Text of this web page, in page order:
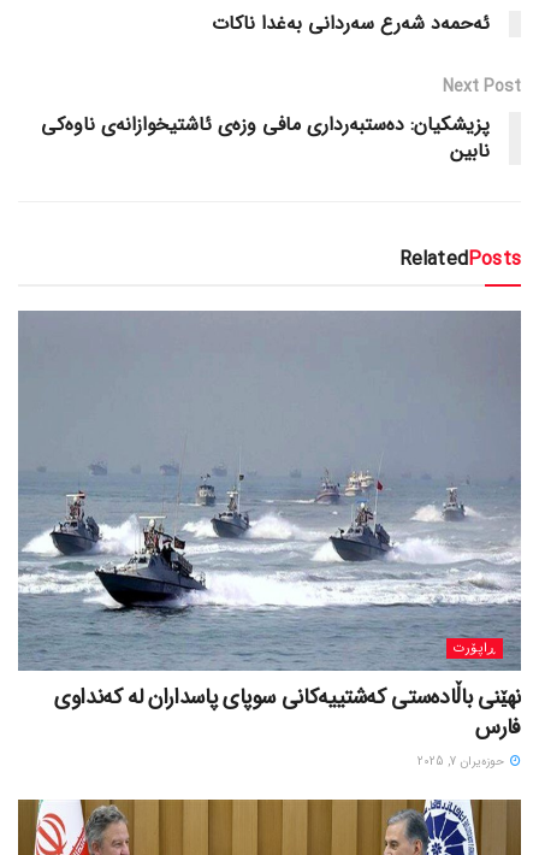
ئەحمەد شەرع سەردانی بەغدا ناکات
Next Post
پزیشکیان: دەستبەرداری مافی وزەی ئاشتیخوازانەی ناوەکی
نابین
RelatedPosts
ڕاپۆرت
نهێنی باڵادەستی کەشتییەکانی سوپای پاسداران لە کەنداوی
فارس
حوزه‌یران 7, 2025